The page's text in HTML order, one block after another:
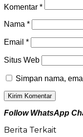
Komentar *
Nama *
Email *
Situs Web
Simpan nama,
Follow WhatsApp
Berita Terkait